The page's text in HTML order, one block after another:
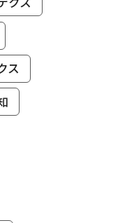
ス